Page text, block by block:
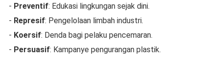
- Preventif: Edukasi lingkungan sejak dini.
- Represif: Pengelolaan limbah industri.
- Koersif: Denda bagi pelaku pencemaran.
- Persuasif: Kampanye pengurangan plastik.